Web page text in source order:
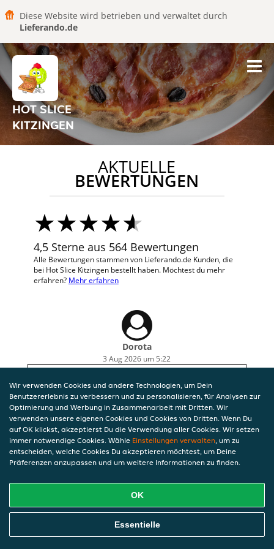
Diese Website wird betrieben und verwaltet durch
Lieferando.de
HOT SLICE
KITZINGEN
AKTUELLE
BEWERTUNGEN
4,5 Sterne aus 564 Bewertungen
Alle Bewertungen stammen von Lieferando.de Kunden, die
bei Hot Slice Kitzingen bestellt haben. Möchtest du mehr
erfahren? Mehr erfahren
Dorota
3 Aug 2026 um 5:22
Wir verwenden Cookies und andere Technologien, um Dein
Benutzererlebnis zu verbessern und zu personalisieren, für Analysen zur
Optimierung und Werbung in Zusammenarbeit mit Dritten. Wir
verwenden unsere eigenen Cookies und Cookies von Dritten. Wenn Du
auf OK klickst, akzeptierst Du die Verwendung aller Cookies. Wir setzen
immer notwendige Cookies. Wähle Einstellungen verwalten, um zu
entscheiden, welche Cookies Du akzeptieren möchtest, um Deine
Präferenzen anzupassen und um weitere Informationen zu finden.
OK
Essentielle